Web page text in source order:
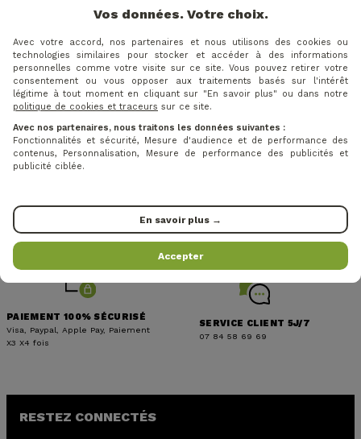
Groupement de golf N°1 en FR
RELAIS
PAIEMENT 100% SÉCURISÉ
Visa, Paypal, Apple Pay, Paiement
X3 X4 fois
SERVICE CLIENT 5J/7
07 84 58 69 69
RESTEZ CONNECTÉS
Vos données. Votre choix.
Avec votre accord, nos partenaires et nous utilisons des cookies ou
technologies similaires pour stocker et accéder à des informations
personnelles comme votre visite sur ce site. Vous pouvez retirer votre
consentement ou vous opposer aux traitements basés sur l'intérêt
légitime à tout moment en cliquant sur "En savoir plus" ou dans notre
politique de cookies et traceurs sur ce site.
Avec nos partenaires, nous traitons les données suivantes :
Fonctionnalités et sécurité, Mesure d'audience et de performance des
contenus, Personnalisation, Mesure de performance des publicités et
publicité ciblée.
En savoir plus →
Accepter